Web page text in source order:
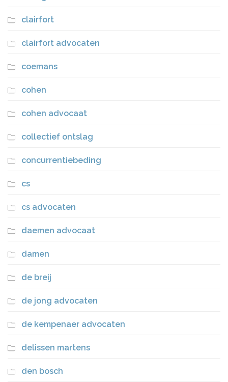
clairfort
clairfort advocaten
coemans
cohen
cohen advocaat
collectief ontslag
concurrentiebeding
cs
cs advocaten
daemen advocaat
damen
de breij
de jong advocaten
de kempenaer advocaten
delissen martens
den bosch